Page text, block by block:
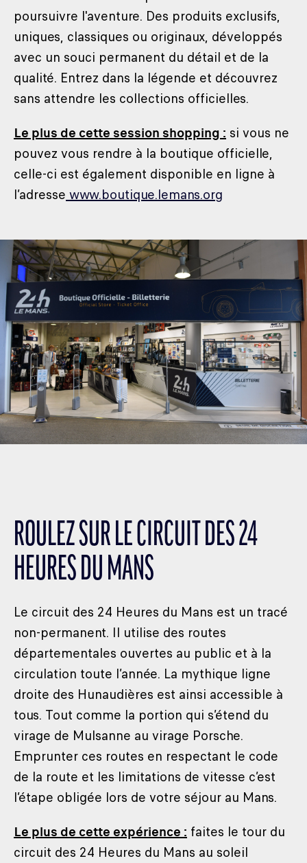
poursuivre l'aventure. Des produits exclusifs,
uniques, classiques ou originaux, développés
avec un souci permanent du détail et de la
qualité. Entrez dans la légende et découvrez
sans attendre les collections officielles.
Le plus de cette session shopping : si vous ne
pouvez vous rendre à la boutique officielle,
celle-ci est également disponible en ligne à
l’adresse www.boutique.lemans.org
ROULEZ SUR LE CIRCUIT DES 24
HEURES DU MANS
Le circuit des 24 Heures du Mans est un tracé
non-permanent. Il utilise des routes
départementales ouvertes au public et à la
circulation toute l’année. La mythique ligne
droite des Hunaudières est ainsi accessible à
tous. Tout comme la portion qui s’étend du
virage de Mulsanne au virage Porsche.
Emprunter ces routes en respectant le code
de la route et les limitations de vitesse c’est
l’étape obligée lors de votre séjour au Mans.
Le plus de cette expérience : faites le tour du
circuit des 24 Heures du Mans au soleil